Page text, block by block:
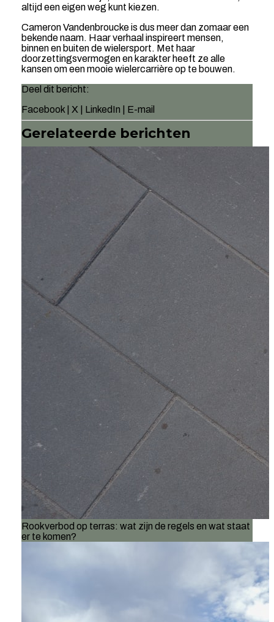
altijd een eigen weg kunt kiezen.
Cameron Vandenbroucke is dus meer dan zomaar een
bekende naam. Haar verhaal inspireert mensen,
binnen en buiten de wielersport. Met haar
doorzettingsvermogen en karakter heeft ze alle
kansen om een mooie wielercarrière op te bouwen.
Deel dit bericht:
Facebook| X LinkedIn E-mail
Gerelateerde berichten
Rookverbod op terras: wat zijn de regels en wat staat
er te komen?